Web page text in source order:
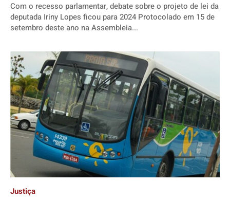
Com o recesso parlamentar, debate sobre o projeto de lei da
deputada Iriny Lopes ficou para 2024 Protocolado em 15 de
setembro deste ano na Assembleia...
Justiça